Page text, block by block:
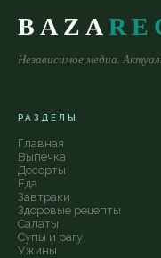
BAZA
Независимое медиа.
РАЗДЕЛЫ
Главная
Выпечка
Десерты
Еда
Завтраки
Здоровые рецепты
Салаты
Супы и рагу
Ужины